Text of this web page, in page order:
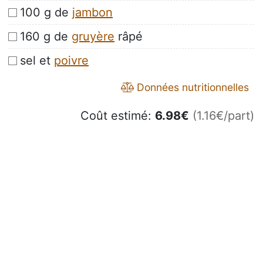
100 g de jambon
160 g de gruyère râpé
sel et poivre
Données nutritionnelles
Coût estimé: 6.98€ (1.16€/part)